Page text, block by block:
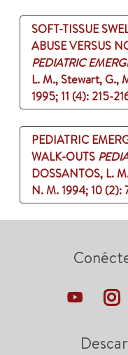
SOFT-TISSUE
ABUSE VERSUS
PEDIATRIC
L. M., Stewart, G.,
1995; 11 (4): 215-
PEDIATRIC
WALK-OUTS
DOSSANTOS, L.
N. M. 1994; 10 (2):